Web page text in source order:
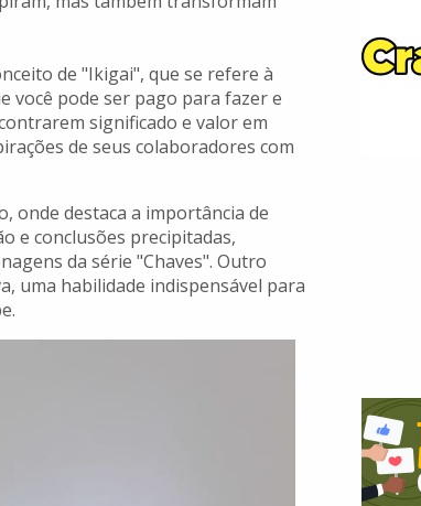
de "Ikigai", que se refere à
você pode ser pago para fazer e
significado e valor em
de seus colaboradores com
onde destaca a importância de
e conclusões precipitadas,
da série "Chaves". Outro
uma habilidade indispensável para